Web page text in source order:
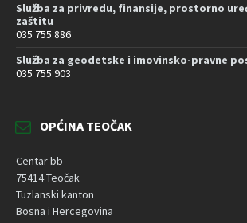
Služba za privredu, finansije, prostorno
zaštitu
035 755 886
Služba za geodetske i imovinsko-pravne
035 755 903
OPĆINA TEOČAK
Centar bb
75414 Teočak
Tuzlanski kanton
Bosna i Hercegovina